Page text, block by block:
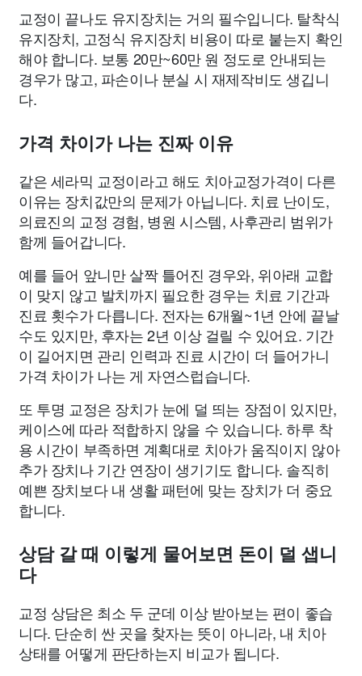
교정이 끝나도 유지장치는 거의 필수입니다. 탈착식
유지장치, 고정식 유지장치 비용이 따로 붙는지 확인
해야 합니다. 보통 20만~60만 원 정도로 안내되는
경우가 많고, 파손이나 분실 시 재제작비도 생깁니
다.
가격 차이가 나는 진짜 이유
같은 세라믹 교정이라고 해도 치아교정가격이 다른
이유는 장치값만의 문제가 아닙니다. 치료 난이도,
의료진의 교정 경험, 병원 시스템, 사후관리 범위가
함께 들어갑니다.
예를 들어 앞니만 살짝 틀어진 경우와, 위아래 교합
이 맞지 않고 발치까지 필요한 경우는 치료 기간과
진료 횟수가 다릅니다. 전자는 6개월~1년 안에 끝날
수도 있지만, 후자는 2년 이상 걸릴 수 있어요. 기간
이 길어지면 관리 인력과 진료 시간이 더 들어가니
가격 차이가 나는 게 자연스럽습니다.
또 투명 교정은 장치가 눈에 덜 띄는 장점이 있지만,
케이스에 따라 적합하지 않을 수 있습니다. 하루 착
용 시간이 부족하면 계획대로 치아가 움직이지 않아
추가 장치나 기간 연장이 생기기도 합니다. 솔직히
예쁜 장치보다 내 생활 패턴에 맞는 장치가 더 중요
합니다.
상담 갈 때 이렇게 물어보면 돈이 덜 샙니
다
교정 상담은 최소 두 군데 이상 받아보는 편이 좋습
니다. 단순히 싼 곳을 찾자는 뜻이 아니라, 내 치아
상태를 어떻게 판단하는지 비교가 됩니다.